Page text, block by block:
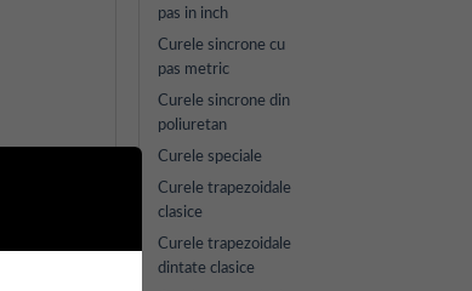
pas in inch
Curele sincrone cu
pas metric
Curele sincrone din
poliuretan
Curele speciale
Curele trapezoidale
clasice
Curele trapezoidale
dintate clasice